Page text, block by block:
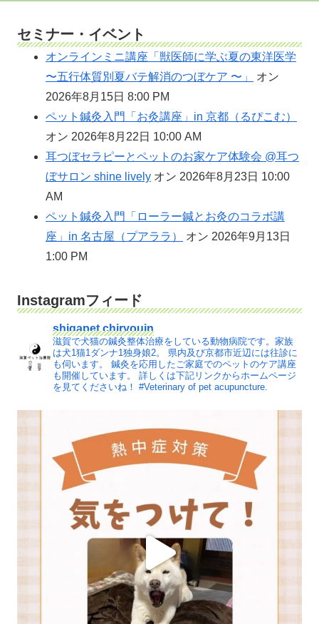
セミナー・イベント
オンラインミニ講座「獣医師に学ぶ夏の東洋医学
〜五行体質別夏バテ解消のつぼケア 〜」
オン
2026年8月15日 8:00 PM
ペット鍼灸入門「お灸講座」in 京都（るぴこむ）
オン 2026年8月22日 10:00 AM
耳つぼセラピーとペットのお家ケア体験会 @耳つ
ぼサロン shine lively オン 2026年8月23日 10:00
AM
ペット鍼灸入門「ローラー鍼とお灸のコラボ講
座」in 名古屋（プアララ）
オン 2026年9月13日
1:00 PM
Instagramフィード
shigapet.chiryouin
滋賀で犬猫の鍼灸整体治療をしている動物病院です。家族
は犬1猫1ダンナ1独身娘2。
県内及び京都市近辺には往診に
も伺います。
鍼灸を応用したご家庭でのペットのケア講座
も開催しています。
詳しくは下記リンクからホームページ
を見てくださいね！ #Veterinary of pet acupuncture.